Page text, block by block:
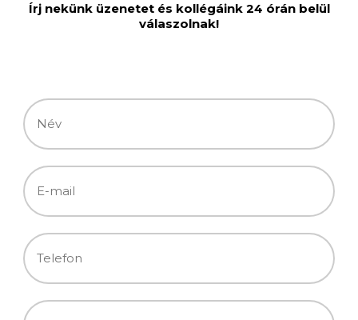
Írj nekünk üzenetet és kollégáink 24 órán belül
válaszolnak!